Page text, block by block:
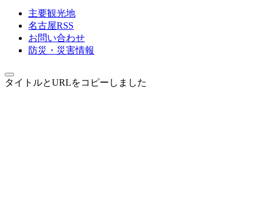
主要観光地
名古屋RSS
お問い合わせ
防災・災害情報
タイトルとURLをコピーしました